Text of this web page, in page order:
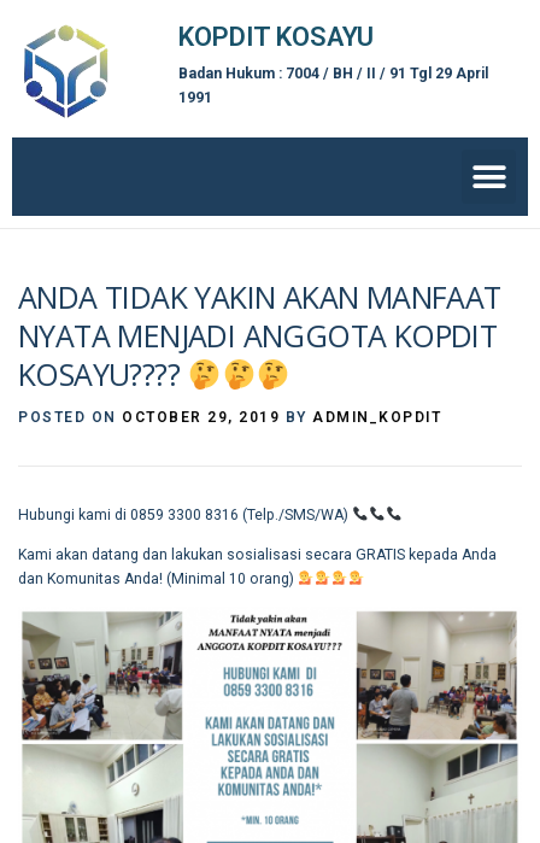
KOPDIT KOSAYU
Badan Hukum : 7004 / BH / II / 91 Tgl 29 April
1991
ANDA TIDAK YAKIN AKAN MANFAAT
NYATA MENJADI ANGGOTA KOPDIT
KOSAYU????
POSTED ON OCTOBER 29, 2019 BY ADMIN_KOPDIT
Hubungi kami di 0859 3300 8316 (Telp./SMS/WA)
Kami akan datang dan lakukan sosialisasi secara GRATIS kepada Anda
dan Komunitas Anda! (Minimal 10 orang)